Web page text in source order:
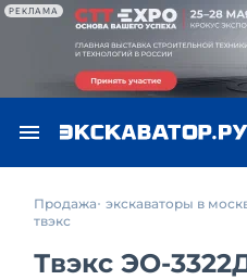
РЕКЛАМА
Продажа экскаваторы в
твэкс
Твэкс ЭО-